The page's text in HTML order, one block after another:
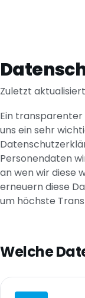
Zuletzt
Ein
uns ein sehr
Personendaten
an wen wir diese
erneuern diese
um höchste
Welche